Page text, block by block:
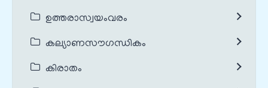
ഉത്തരാസ്വയംവരം
കല്യാണസൗഗന്ധികം
കിരാതം